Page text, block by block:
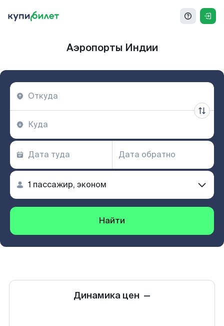
Аэропорты Индии
Найти
Динамика цен —